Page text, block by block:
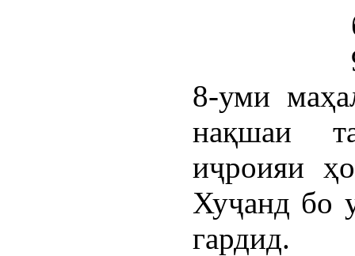
8-уми
нақшаи
иҷроияи
Хуҷанд бо
гардид.